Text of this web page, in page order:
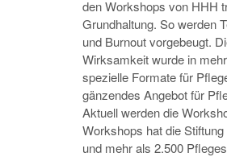
den Workshops von HHH
Grundhaltung. So werden
und Burnout vorgebeugt.
Wirksamkeit wurde in
spezielle Formate für
gänzendes Angebot für
Aktuell werden die
Workshops hat die
und mehr als 2.500